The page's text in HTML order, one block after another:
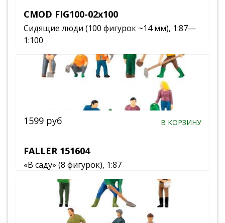
CMOD FIG100-02x100
Сидящие люди (100 фигурок ~14 мм), 1:87—
1:100
FALLER 151604
«В саду» (8 фигурок), 1:87
1599 руб В КОРЗИНУ